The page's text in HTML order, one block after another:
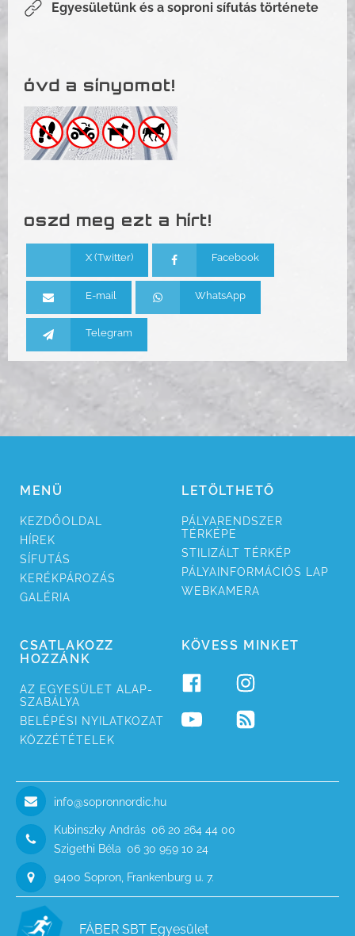
Egyesületünk és a soproni sífutás története
óvd a sínyomot!
oszd meg ezt a hírt!
X (Twitter) Facebook
E-mail WhatsApp
Telegram
MENÜ
KEZDŐ­OLDAL
HÍREK
SÍ­FUTÁS
KERÉK­PÁROZÁS
GALÉRIA
LETÖLTHETŐ
PÁLYA­RENDSZER
TÉRKÉPE
STILI­ZÁLT TÉRKÉP
PÁLYA­INFORMÁCIÓS LAP
WEB­KAMERA
CSATLAKOZZ
HOZZÁNK
AZ EGYESÜ­LET ALAP­
SZABÁLYA
BELÉPÉSI NYILAT­KOZAT
KÖZZÉ­TÉTELEK
KÖVESS MINKET
9400 Sopron, Frankenburg u. 7.
Kubinszky András 06 20 264 44 00
Szigethi Béla 06 30 959 10 24
inf0@sopronnordic.hu
FÁBER SBT Egyesület